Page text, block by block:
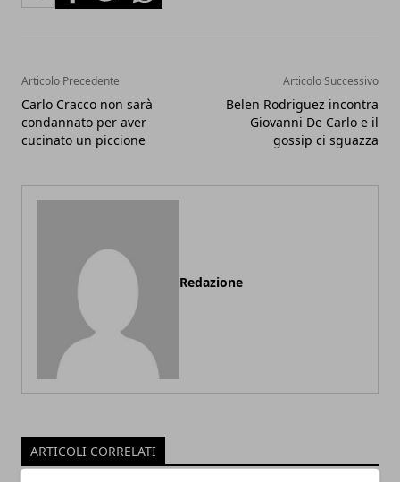
Articolo Precedente
Carlo Cracco non sarà
condannato per aver
cucinato un piccione
Articolo Successivo
Belen Rodriguez incontra
Giovanni De Carlo e il
gossip ci sguazza
Redazione
ARTICOLI CORRELATI